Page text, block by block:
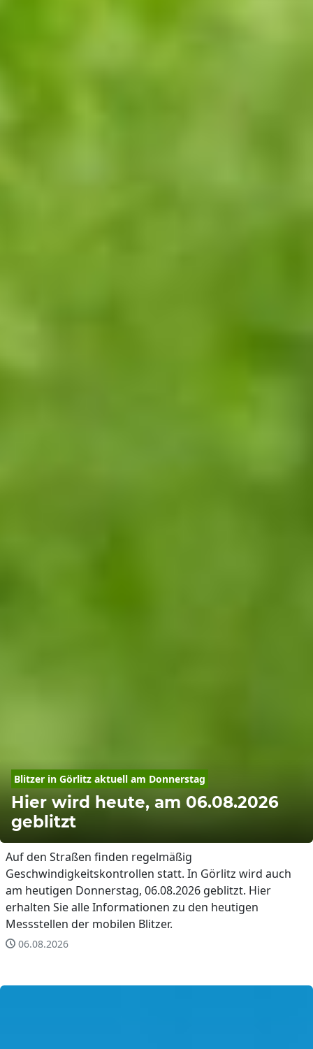
Blitzer in Görlitz aktuell am Donnerstag
Hier wird heute, am 06.08.2026
geblitzt
Auf den Straßen finden regelmäßig
Geschwindigkeitskontrollen statt. In Görlitz wird auch
am heutigen Donnerstag, 06.08.2026 geblitzt. Hier
erhalten Sie alle Informationen zu den heutigen
Messstellen der mobilen Blitzer.
06.08.2026